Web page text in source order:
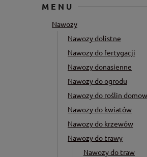
MENU
Nawozy
Nawozy dolistne
Nawozy do fertygacji
Nawozy donasienne
Nawozy do ogrodu
Nawozy do roślin
Nawozy do kwiatów
Nawozy do krzewów
Nawozy do trawy
Nawozy do traw